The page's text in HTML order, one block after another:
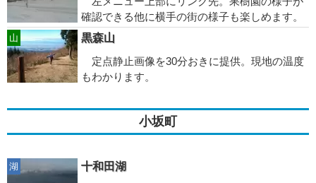
確認できる他に横手の街の様子も楽しめます。
山
黒森山
定点静止画像を30分おきに提供。現地の温度
もわかります。
小坂町
湖
十和田湖